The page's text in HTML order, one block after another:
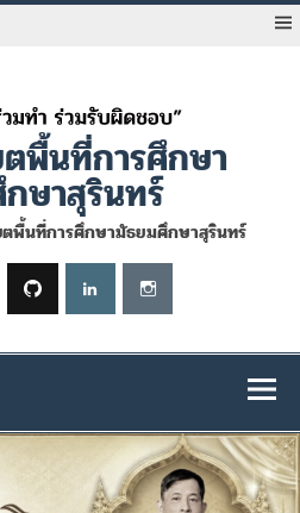
พื้นที่การศึกษา
ษาสุรินทร์
พื้นที่การศึกษามัธยมศึกษาสุรินทร์